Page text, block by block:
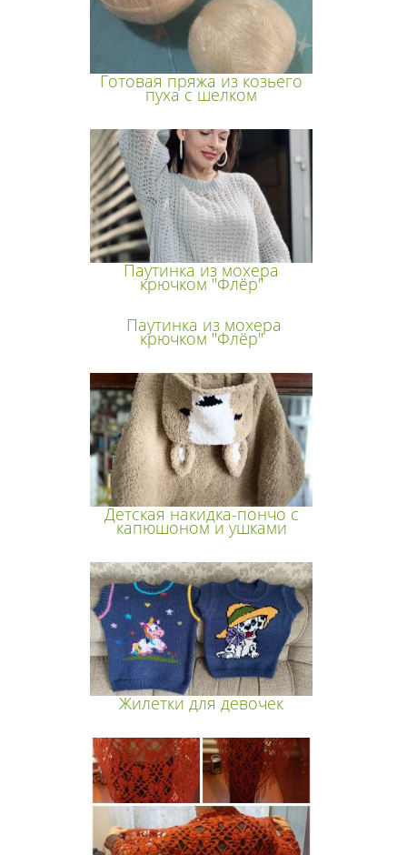
Готовая пряжа из козьего
пуха с шелком
Паутинка из мохера
крючком "Флёр"
Паутинка из мохера
крючком "Флёр"
Детская накидка-пончо с
капюшоном и ушками
Жилетки для девочек